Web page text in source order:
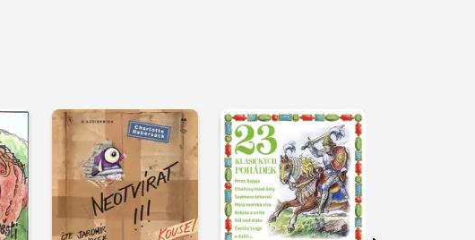
Přehrát
ukázku
Přehrát
ukázku